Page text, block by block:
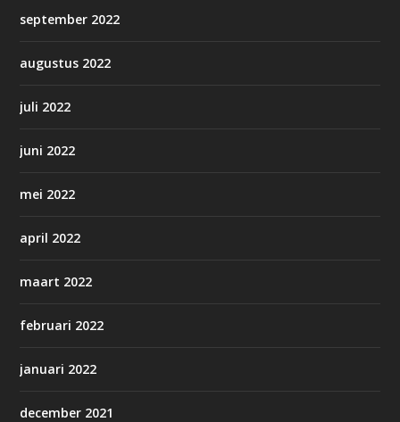
september 2022
augustus 2022
juli 2022
juni 2022
mei 2022
april 2022
maart 2022
februari 2022
januari 2022
december 2021